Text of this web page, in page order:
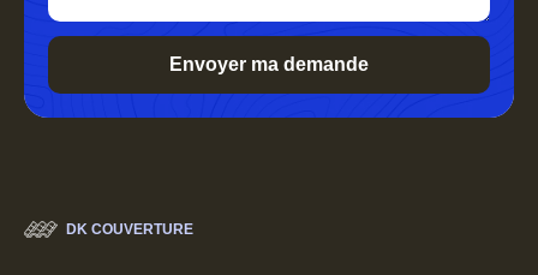
DK COUVERTURE